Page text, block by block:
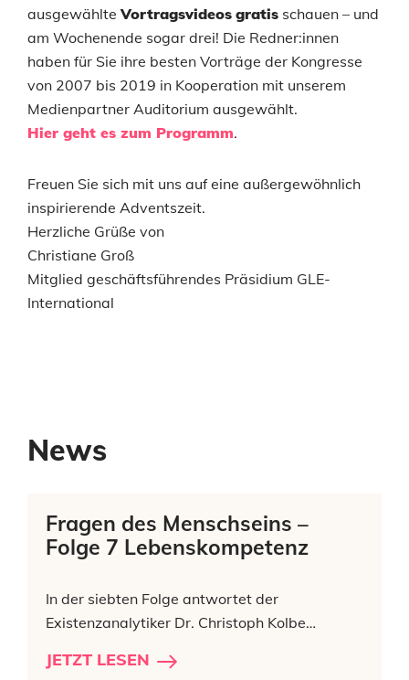
ausgewählteVortragsvideos gratis schauen – und
am Wochenende sogar drei! Die Redner:innen
haben für Sie ihre besten Vorträge der Kongresse
von 2007 bis 2019 in Kooperation mit unserem
Medienpartner Auditorium ausgewählt.
Hier geht es zum Programm.
Freuen Sie sich mit uns auf eine außergewöhnlich
inspirierende Adventszeit.
Herzliche Grüße von
Christiane Groß
Mitglied geschäftsführendes Präsidium GLE-
International
News
Fragen des Menschseins –
Folge 7 Lebenskompetenz
In der siebten Folge antwortet der
Existenzanalytiker Dr. Christoph Kolbe…
JETZT LESEN